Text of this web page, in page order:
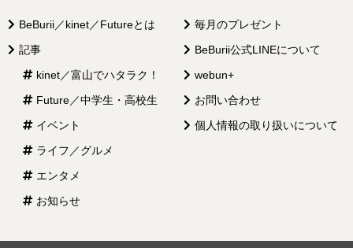
ョ
ン
BeBurii／kinet／Futureとは
記事
kinet／富山でハタラク！
Future／中学生・高校生
イベント
ライフ／グルメ
エンタメ
お知らせ
毎月のプレゼント
BeBurii公式LINEについて
webun+
お問い合わせ
個人情報の取り扱いについて